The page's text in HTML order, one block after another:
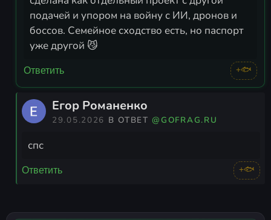
подачей и упором на войну с ИИ, дронов и
боссов. Семейное сходство есть, но паспорт
уже другой 😼
Ответить +🐟
Егор Романенко
29.05.2026 В ОТВЕТ@GOFRAG.RU
спс
Ответить +🐟